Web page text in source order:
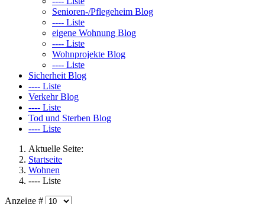
Senioren-/Pflegeheim Blog
---- Liste
eigene Wohnung Blog
---- Liste
Wohnprojekte Blog
---- Liste
Sicherheit Blog
---- Liste
Verkehr Blog
---- Liste
Tod und Sterben Blog
---- Liste
Aktuelle Seite:
Startseite
Wohnen
---- Liste
Anzeige #